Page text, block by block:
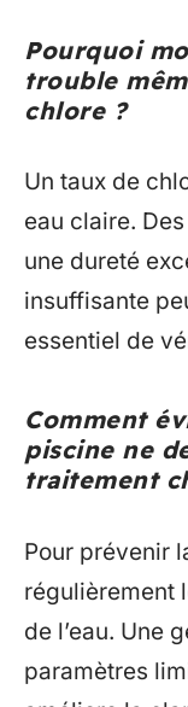
Pourquoi
trouble
chlore ?
Un taux de
eau claire.
une dureté
insuffisante
essentiel de
Comment
piscine ne
traitement
Pour prévenir
régulièrement
de l’eau. Une
paramètres